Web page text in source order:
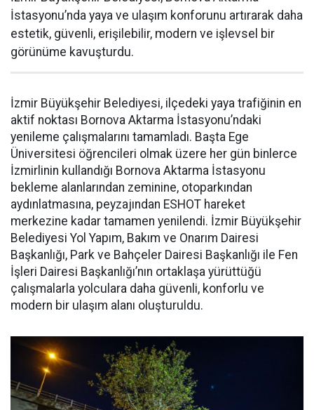
İstasyonu’nda yaya ve ulaşım konforunu artırarak daha
estetik, güvenli, erişilebilir, modern ve işlevsel bir
görünüme kavuşturdu.
İzmir Büyükşehir Belediyesi, ilçedeki yaya trafiğinin en
aktif noktası Bornova Aktarma İstasyonu’ndaki
yenileme çalışmalarını tamamladı. Başta Ege
Üniversitesi öğrencileri olmak üzere her gün binlerce
İzmirlinin kullandığı Bornova Aktarma İstasyonu
bekleme alanlarından zeminine, otoparkından
aydınlatmasına, peyzajından ESHOT hareket
merkezine kadar tamamen yenilendi. İzmir Büyükşehir
Belediyesi Yol Yapım, Bakım ve Onarım Dairesi
Başkanlığı, Park ve Bahçeler Dairesi Başkanlığı ile Fen
İşleri Dairesi Başkanlığı’nın ortaklaşa yürüttüğü
çalışmalarla yolculara daha güvenli, konforlu ve
modern bir ulaşım alanı oluşturuldu.